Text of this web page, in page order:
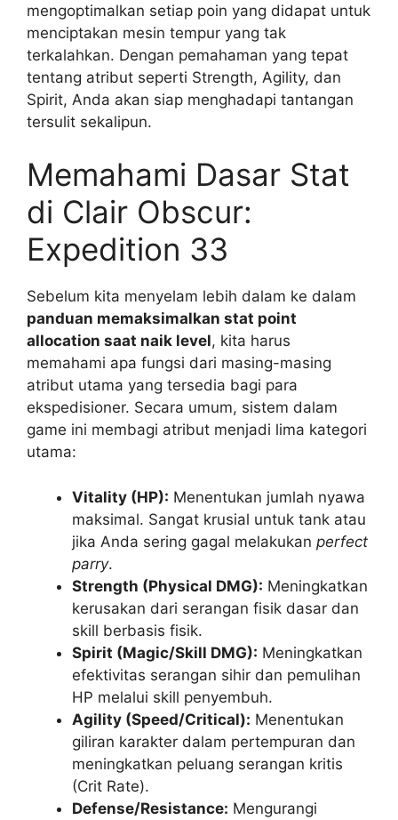
mengoptimalkan setiap poin yang didapat untuk
menciptakan mesin tempur yang tak
terkalahkan. Dengan pemahaman yang tepat
tentang atribut seperti Strength, Agility, dan
Spirit, Anda akan siap menghadapi tantangan
tersulit sekalipun.
Memahami Dasar Stat
di Clair Obscur:
Expedition 33
Sebelum kita menyelam lebih dalam ke dalam
panduan memaksimalkan stat point
allocation saat naik level, kita harus
memahami apa fungsi dari masing-masing
atribut utama yang tersedia bagi para
ekspedisioner. Secara umum, sistem dalam
game ini membagi atribut menjadi lima kategori
utama:
Vitality (HP): Menentukan jumlah nyawa
maksimal. Sangat krusial untuk tank atau
jika Anda sering gagal melakukan perfect
parry.
Strength (Physical DMG): Meningkatkan
kerusakan dari serangan fisik dasar dan
skill berbasis fisik.
Spirit (Magic/Skill DMG): Meningkatkan
efektivitas serangan sihir dan pemulihan
HP melalui skill penyembuh.
Agility (Speed/Critical): Menentukan
giliran karakter dalam pertempuran dan
meningkatkan peluang serangan kritis
(Crit Rate).
Defense/Resistance: Mengurangi